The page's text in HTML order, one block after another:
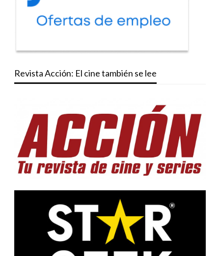
Revista Acción: El cine también se lee